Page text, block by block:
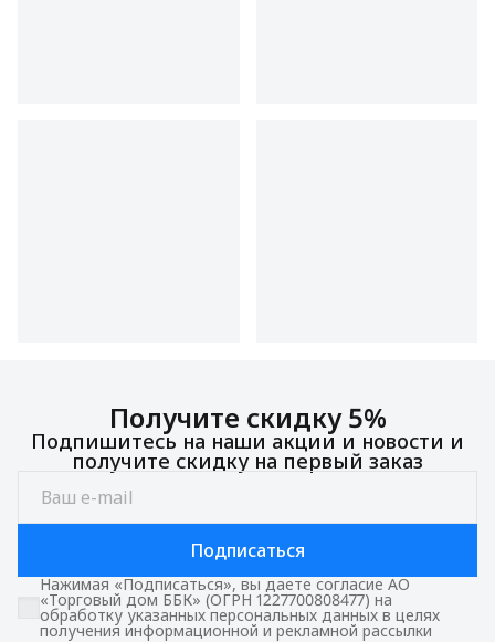
Получите скидку 5%
Подпишитесь на наши акции и новости и
получите скидку на первый заказ
Подписаться
Нажимая «Подписаться», вы даете согласие АО
«Торговый дом ББК» (ОГРН 1227700808477) на
обработку указанных персональных данных в целях
получения информационной и рекламной рассылки